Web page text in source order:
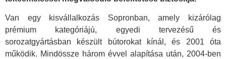
Van egy kisvállalkozás Sopronban, amely kizárólag
prémium kategóriájú, egyedi tervezésű és
sorozatgyártásban készült bútorokat kínál, és 2001 óta
működik. Mindössze három évvel alapítása után, 2004-ben